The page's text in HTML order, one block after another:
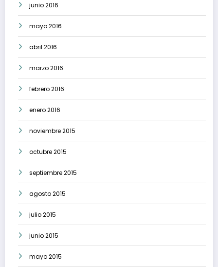
junio 2016
mayo 2016
abril 2016
marzo 2016
febrero 2016
enero 2016
noviembre 2015
octubre 2015
septiembre 2015
agosto 2015
julio 2015
junio 2015
mayo 2015